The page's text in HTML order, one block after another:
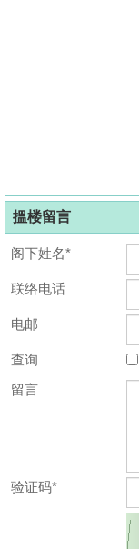
搵楼留言
阁下姓名*
联络电话
电邮
查询
留言
验证码*